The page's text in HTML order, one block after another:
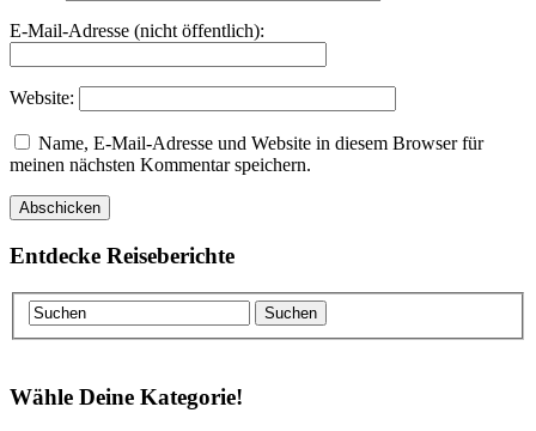
E-Mail-Adresse (nicht öffentlich):
Website:
Name, E-Mail-Adresse und Website in diesem Browser für
meinen nächsten Kommentar speichern.
Entdecke Reiseberichte
Wähle Deine Kategorie!